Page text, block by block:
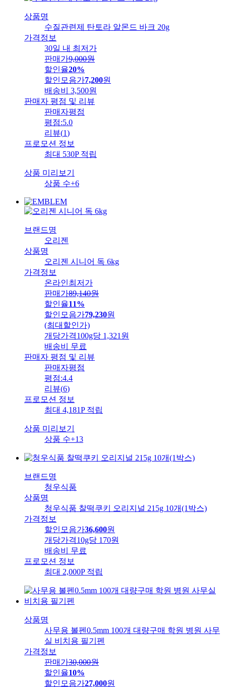
상품명
수질관련제 탄토라 알몬드 바크 20g
가격정보
30일 내 최저가
판매가9,000원
할인율20%
할인모음가7,200원
배송비
3,500원
판매자 평점 및 리뷰
판매자평점
평점:5.0
리뷰(1)
프로모션 정보
최대 530P 적립
상품 미리보기
상품 수+6
브랜드명
오리젠
상품명
오리젠 시니어 독 6kg
가격정보
온라인최저가
판매가89,140원
할인율11%
할인모음가79,230원
(최대할인가)
개당가격100g당 1,321원
배송비
무료
판매자 평점 및 리뷰
판매자평점
평점:4.4
리뷰(6)
프로모션 정보
최대 4,181P 적립
상품 미리보기
상품 수+13
브랜드명
청우식품
상품명
청우식품 찰떡쿠키 오리지널 215g 10개(1박스)
가격정보
할인모음가36,600원
개당가격10g당 170원
배송비
무료
프로모션 정보
최대 2,000P 적립
상품명
사무용 볼펜0.5mm 100개 대량구매 학원 병원 사무
실 비치용 필기펜
가격정보
판매가30,000원
할인율10%
할인모음가27,000원